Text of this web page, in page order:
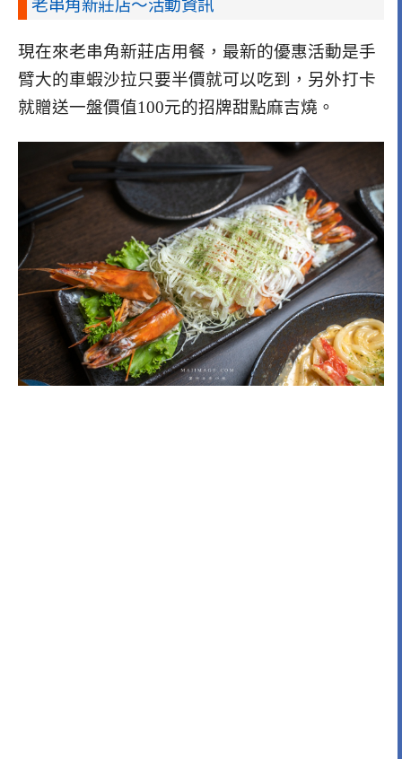
老串角新莊店～活動資訊
現在來老串角新莊店用餐，最新的優惠活動是手
臂大的車蝦沙拉只要半價就可以吃到，另外打卡
就贈送一盤價值100元的招牌甜點麻吉燒。